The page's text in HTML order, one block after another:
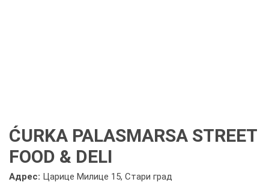
ĆURKA PALASMARSA STREET
FOOD & DELI
Адрес: Царице Милице 15, Стари град